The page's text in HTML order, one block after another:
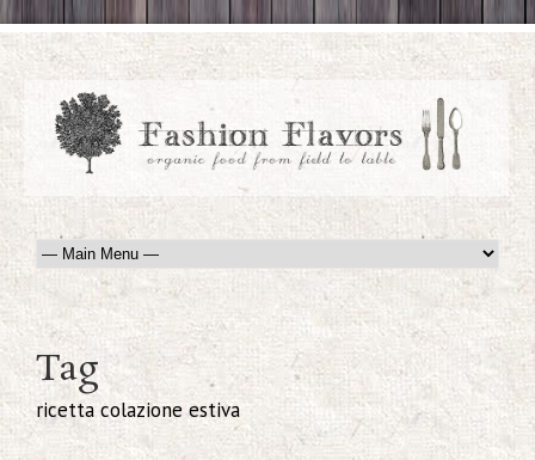
Tag
ricetta colazione estiva